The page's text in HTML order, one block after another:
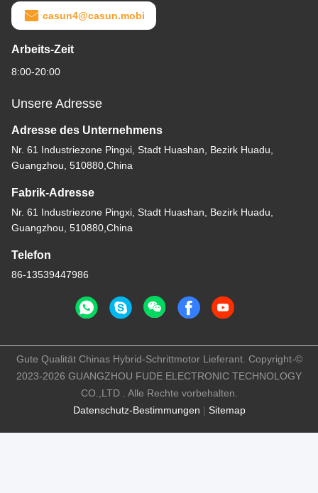
casun4@casun.mobi
Arbeits-Zeit
8:00-20:00
Unsere Adresse
Adresse des Unternehmens
Nr. 61 Industriezone Pingxi, Stadt Huashan, Bezirk Huadu,
Guangzhou, 510880,China
Fabrik-Adresse
Nr. 61 Industriezone Pingxi, Stadt Huashan, Bezirk Huadu,
Guangzhou, 510880,China
Telefon
86-13539447986
Datenschutz-Bestimmungen | Sitemap
Gute Qualität Chinas Hybrid-Schrittmotor Lieferant. Copyright-©
2023-2026 GUANGZHOU FUDE ELECTRONIC TECHNOLOGY
CO.,LTD . Alle Rechte vorbehalten.